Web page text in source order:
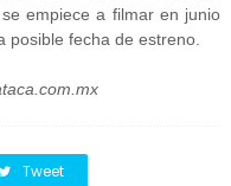
empiece a filmar en junio
posible fecha de estreno.
Tweet